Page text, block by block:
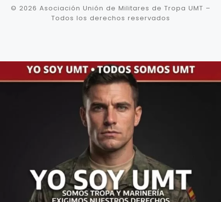
© 2026 Asociación Unión de Militares de Tropa UMT –
Todos los derechos reservados